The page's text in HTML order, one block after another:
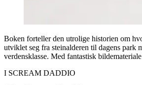
Boken forteller den utrolige historien om
utviklet seg fra steinalderen til dagens park
verdensklasse. Med fantastisk
I SCREAM DADDIO